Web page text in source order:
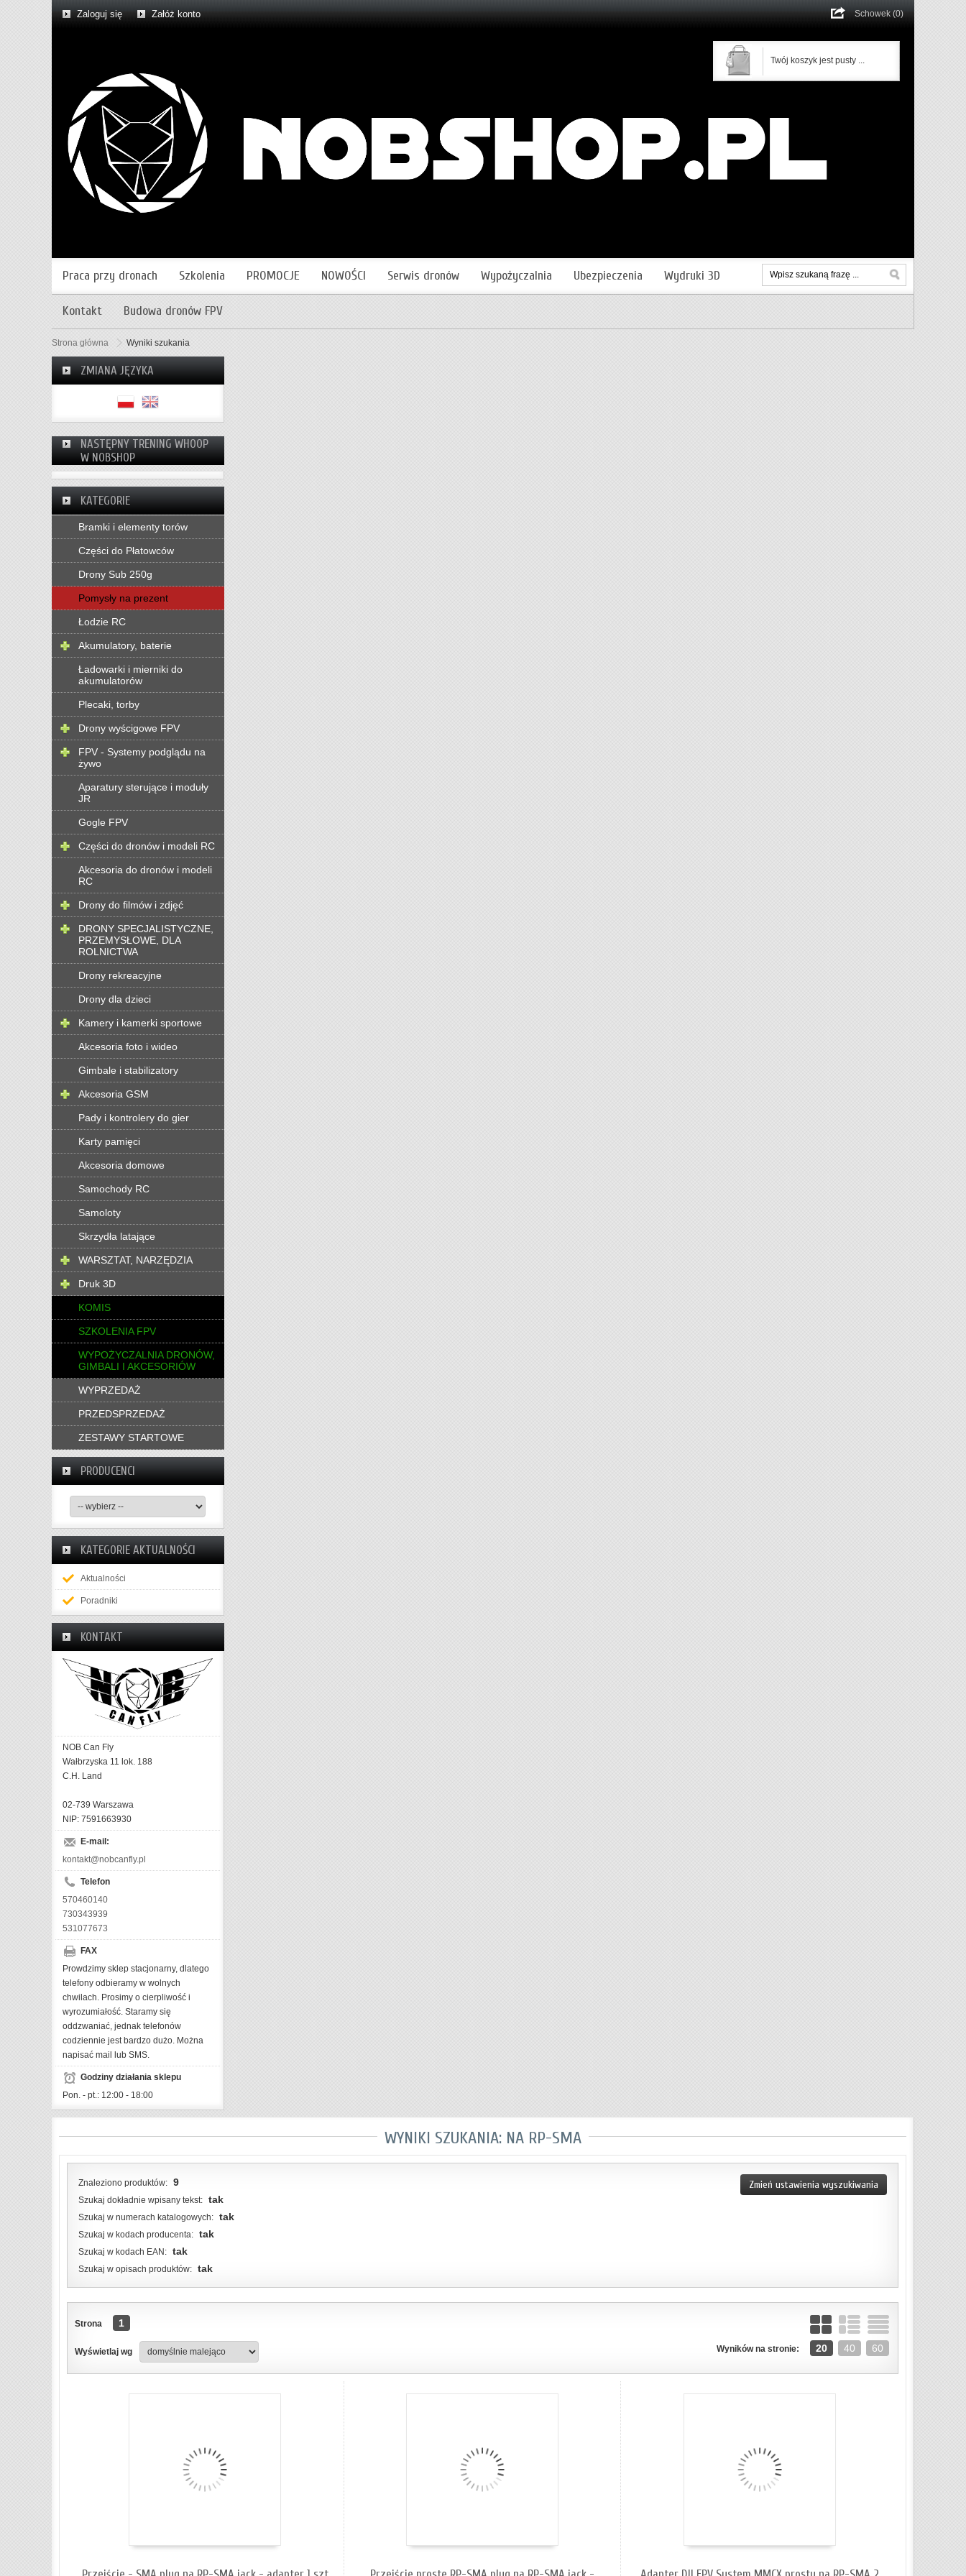
Zaloguj się Załóż konto Schowek (0)
Twój koszyk jest pusty ...
Praca przy dronach Szkolenia PROMOCJE NOWOŚCI Serwis dronów Wypożyczalnia Ubezpieczenia Wydruki 3D
Kontakt Budowa dronów FPV
Strona główna Wyniki szukania
ZMIANA JĘZYKA
NASTĘPNY TRENING WHOOP
W NOBSHOP
KATEGORIE
Bramki i elementy torów
Części do Płatowców
Drony Sub 250g
Pomysły na prezent
Łodzie RC
Akumulatory, baterie
Ładowarki i mierniki do
akumulatorów
Plecaki, torby
Drony wyścigowe FPV
FPV - Systemy podglądu na
żywo
Aparatury sterujące i moduły
JR
Gogle FPV
Części do dronów i modeli RC
Akcesoria do dronów i modeli
RC
Drony do filmów i zdjęć
DRONY SPECJALISTYCZNE,
PRZEMYSŁOWE, DLA
ROLNICTWA
Drony rekreacyjne
Drony dla dzieci
Kamery i kamerki sportowe
Akcesoria foto i wideo
Gimbale i stabilizatory
Akcesoria GSM
Pady i kontrolery do gier
Karty pamięci
Akcesoria domowe
Samochody RC
Samoloty
Skrzydła latające
WARSZTAT, NARZĘDZIA
Druk 3D
KOMIS
SZKOLENIA FPV
WYPOŻYCZALNIA DRONÓW,
GIMBALI I AKCESORIÓW
WYPRZEDAŻ
PRZEDSPRZEDAŻ
ZESTAWY STARTOWE
PRODUCENCI
KATEGORIE AKTUALNOŚCI
Aktualności
Poradniki
KONTAKT
NOB Can Fly
Wałbrzyska 11 lok. 188
C.H. Land
02-739 Warszawa
NIP: 7591663930
E-mail:
kontakt@nobcanfly.pl
Telefon
570460140
730343939
531077673
FAX
Prowdzimy sklep stacjonarny, dlatego
telefony odbieramy w wolnych
chwilach. Prosimy o cierpliwość i
wyrozumiałość. Staramy się
oddzwaniać, jednak telefonów
codziennie jest bardzo dużo. Można
napisać mail lub SMS.
Godziny działania sklepu
Pon. - pt.: 12:00 - 18:00
WYNIKI SZUKANIA: NA RP-SMA
Zmień ustawienia wyszukiwania
Znaleziono produktów: 9
Szukaj dokładnie wpisany tekst: tak
Szukaj w numerach katalogowych: tak
Szukaj w kodach producenta: tak
Szukaj w kodach EAN: tak
Szukaj w opisach produktów: tak
Strona 1
Wyświetlaj wg Wyników na stronie: 20 40 60
ZOBACZ SZCZEGÓŁY